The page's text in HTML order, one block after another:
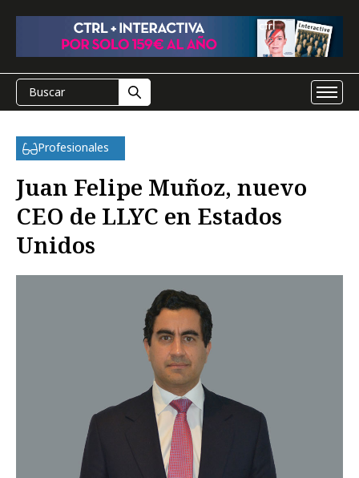
Profesionales
Juan Felipe Muñoz, nuevo
CEO de LLYC en Estados
Unidos